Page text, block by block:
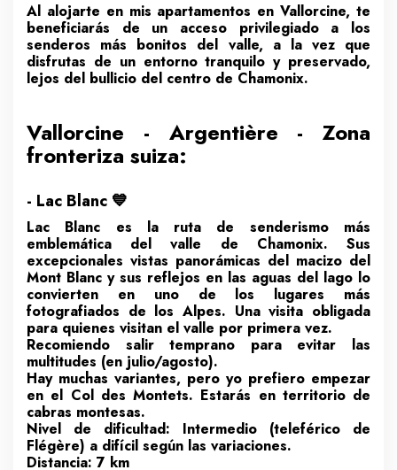
Al alojarte en mis apartamentos en Vallorcine, te
beneficiarás de un acceso privilegiado a los
senderos más bonitos del valle, a la vez que
disfrutas de un entorno tranquilo y preservado,
lejos del bullicio del centro de Chamonix.
Vallorcine - Argentière - Zona
fronteriza suiza:
- Lac Blanc 💙
Lac Blanc es la ruta de senderismo más
emblemática del valle de Chamonix. Sus
excepcionales vistas panorámicas del macizo del
Mont Blanc y sus reflejos en las aguas del lago lo
convierten en uno de los lugares más
fotografiados de los Alpes. Una visita obligada
para quienes visitan el valle por primera vez.
Recomiendo salir temprano para evitar las
multitudes (en julio/agosto).
Hay muchas variantes, pero yo prefiero empezar
en el Col des Montets. Estarás en territorio de
cabras montesas.
Nivel de dificultad: Intermedio (teleférico de
Flégère) a difícil según las variaciones.
Distancia: 7 km